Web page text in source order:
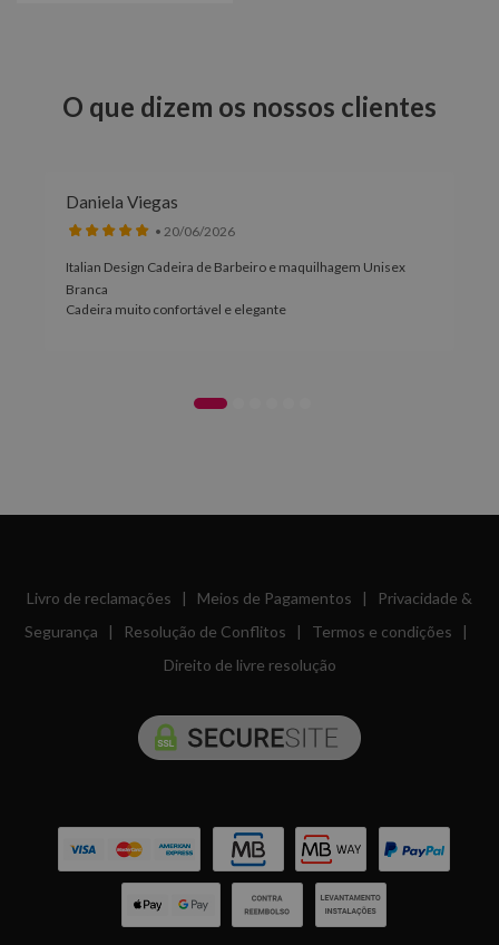
O que dizem os nossos clientes
Daniela Viegas
• 20/06/2026
Italian Design Cadeira de Barbeiro e maquilhagem Unisex
Branca
Cadeira muito confortável e elegante
Livro de reclamações | Meios de Pagamentos |
Privacidade &
Segurança | Resolução de Conflitos | Termos e condições |
Direito de livre resolução